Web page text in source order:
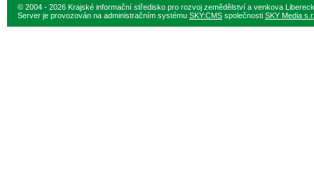
© 2004 - 2026 Krajské informační středisko pro rozvoj zemědělství a venkova
Server je provozován na administračním systému SKY:CMS společnosti SKY Media